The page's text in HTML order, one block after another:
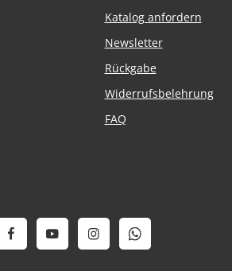
Katalog anfordern
Newsletter
Rückgabe
Widerrufsbelehrung
FAQ